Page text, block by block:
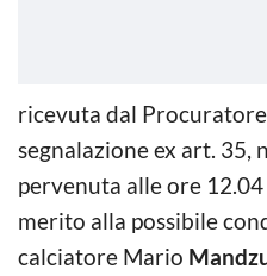
ricevuta dal
segnalazione ex art. 35,
pervenuta alle ore
merito alla possibile
calciatore Mario